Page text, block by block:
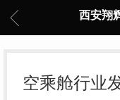
西安翔
空乘舱行业